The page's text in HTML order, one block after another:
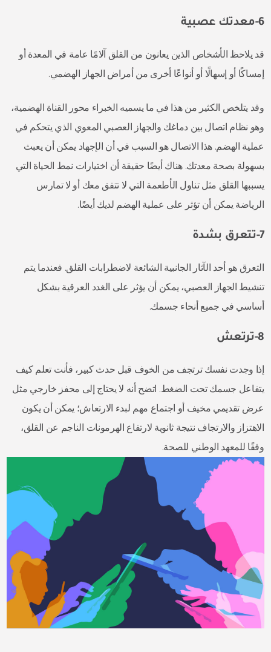
6-معدتك عصبية
قد يلاحظ الأشخاص الذين يعانون من القلق آلامًا عامة في المعدة أو
إمساكًا أو إسهالًا أو أنواعًا أخرى من أمراض الجهاز الهضمي.
وقد يتلخص الكثير من هذا في ما يسميه الخبراء محور القناة الهضمية،
وهو نظام اتصال بين دماغك والجهاز العصبي المعوي الذي يتحكم في
عملية الهضم. هذا الاتصال هو السبب في أن الإجهاد يمكن أن يعبث
بسهولة بصحة معدتك. هناك أيضًا حقيقة أن اختيارات نمط الحياة التي
يسببها القلق مثل تناول الأطعمة التي لا تتفق معك أو لا تمارس
الرياضة يمكن أن تؤثر على عملية الهضم لديك أيضًا.
7-تتعرق بشدة
التعرق هو أحد الآثار الجانبية الشائعة لاضطرابات القلق. فعندما يتم
تنشيط الجهاز العصبي، يمكن أن يؤثر على الغدد العرقية بشكل
أساسي في جميع أنحاء جسمك.
8-ترتعش
إذا وجدت نفسك ترتجف من الخوف قبل حدث كبير، فأنت تعلم كيف
يتفاعل جسمك تحت الضغط. اتضح أنه لا يحتاج إلى محفز خارجي مثل
عرض تقديمي مخيف أو اجتماع مهم لبدء الارتعاش؛ يمكن أن يكون
الاهتزاز والارتجاف نتيجة ثانوية لارتفاع الهرمونات الناجم عن القلق،
وفقًا للمعهد الوطني للصحة.